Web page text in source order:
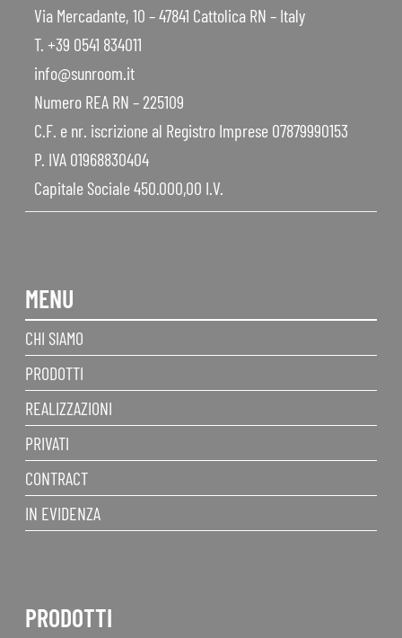
Via Mercadante, 10 – 47841 Cattolica RN – Italy
T. +39 0541 834011
info@sunroom.it
Numero REA RN – 225109
C.F. e nr. iscrizione al Registro Imprese 07879990153
P. IVA 01968830404
Capitale Sociale 450.000,00 I.V.
MENU
CHI SIAMO
PRODOTTI
REALIZZAZIONI
PRIVATI
CONTRACT
IN EVIDENZA
PRODOTTI